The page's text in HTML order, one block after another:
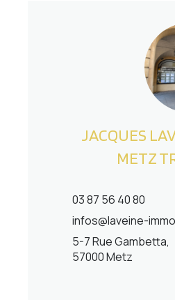
JACQUES
METZ
03 87 56 40 80
infos@laveine-
5-7 Rue Gambetta,
57000 Metz